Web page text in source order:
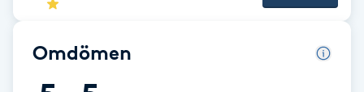
Fransförlängning Megavolym
Fransförlängning Volym
Omdömen